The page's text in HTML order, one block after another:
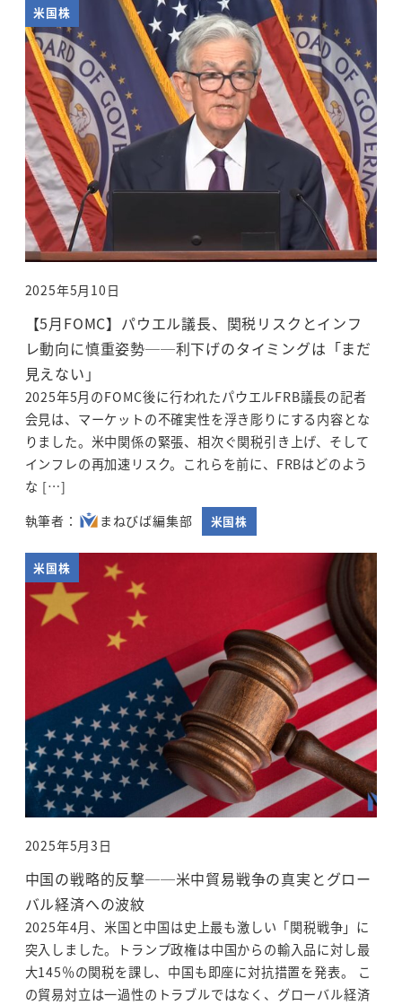
米国株
【5月FOMC】パウエル議長、関税リスクとインフ
レ動向に慎重姿勢──利下げのタイミングは「まだ
見えない」
2025年5月のFOMC後に行われたパウエルFRB議長の記者
会見は、マーケットの不確実性を浮き彫りにする内容とな
りました。米中関係の緊張、相次ぐ関税引き上げ、そして
インフレの再加速リスク。これらを前に、FRBはどのよう
な […]
まねびば編集部
投稿日
2025年5月10日
米国株
米国株
中国の戦略的反撃──米中貿易戦争の真実とグロー
バル経済への波紋
2025年4月、米国と中国は史上最も激しい「関税戦争」に
突入しました。トランプ政権は中国からの輸入品に対し最
大145％の関税を課し、中国も即座に対抗措置を発表。 こ
の貿易対立は一過性のトラブルではなく、グローバル経済
投稿日
2025年5月3日